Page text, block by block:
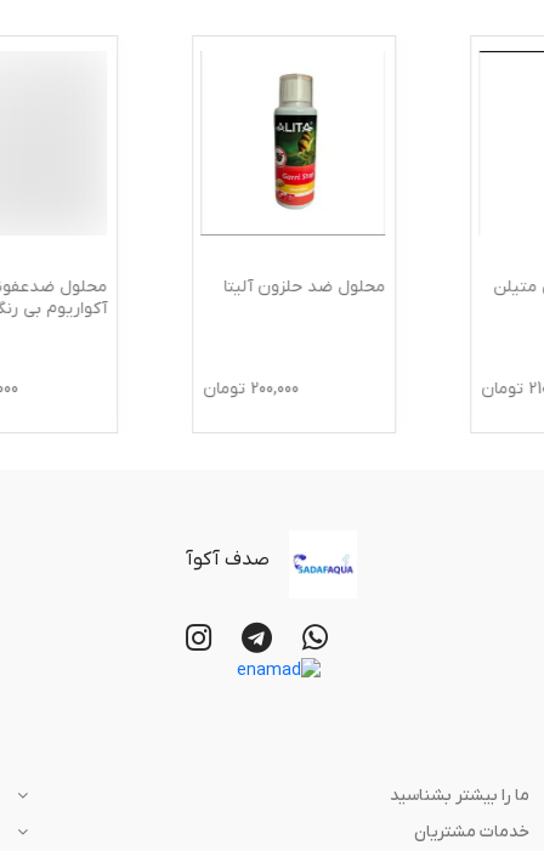
محلول ضد حلزون آلیتا
محلول ضدعفونی
آکواریوم بی رنگ آلیتا
صدف آکوآ
ما را بیشتر بشناسید
خدمات مشتریان